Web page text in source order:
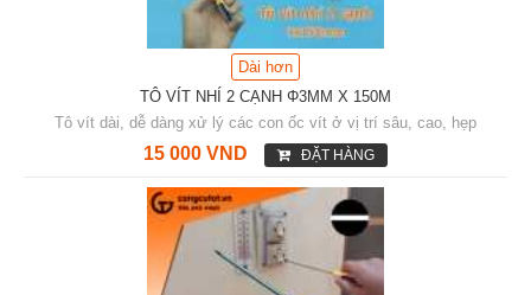
Dài hơn
TÔ VÍT NHÍ 2 CẠNH Φ3MM X 150M
Tô vít dài, dễ dàng xử lý các con ốc vít ở vị trí sâu, cao, hẹp
15 000 VND ĐẶT HÀNG